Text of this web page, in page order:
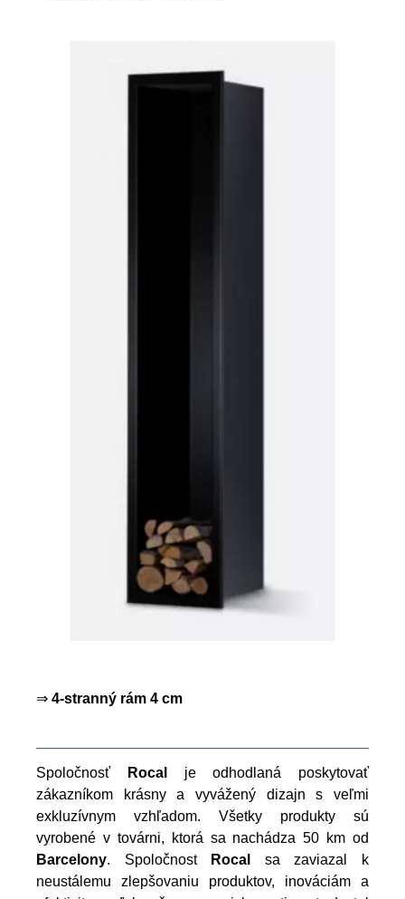
⇒ 4-stranný rám 4 cm
Spoločnosť Rocal
je odhodlaná poskytovať
zákazníkom krásny a vyvážený dizajn s veľmi
exkluzívnym vzhľadom. Všetky produkty sú
vyrobené v továrni, ktorá sa nachádza 50 km od
Barcelony. Spoločnost Rocal
sa zaviazal k
neustálemu zlepšovaniu produktov, inováciám a